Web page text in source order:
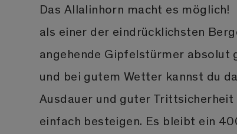
Das Allalinhorn macht es
als einer der eindrücklichsten
angehende Gipfelstürmer
und bei gutem Wetter kannst du
Ausdauer und guter
einfach besteigen. Es bleibt ein